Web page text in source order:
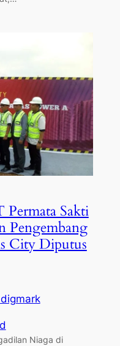
Permata Sakti
Pengembang
City Diputus
Niaga di